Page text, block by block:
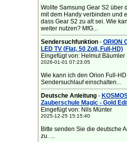
Wollte Samsung Gear S2 über
mit dem Handy verbinden und
dass Gear S2 zu alt sei. Wie
weiter nutzen? MfG...
Sendersuchfunktion- ORION
LED TV (Flat, 50 Zoll, Full-HD)
Eingefügt von: Helmut Bäumler
2026-01-01 07:23:05
Wie kann ich den Orion Full-
Sendersuchlauf einschalten...
Deutsche Anleitung-
Zauberschule Magic - Gold
Eingefügt von: Nils Münter
2025-12-25 15:15:40
Bitte senden Sie die deutsche
zu. ...